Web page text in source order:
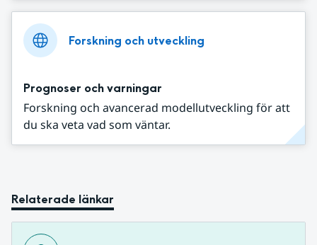
Forskning och utveckling
Prognoser och varningar
Forskning och avancerad modellutveckling för att
du ska veta vad som väntar.
Relaterade länkar